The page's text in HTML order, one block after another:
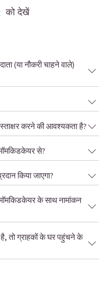
को देखें
(या नौकरी चाहने वाले)
करने की आवश्यकता है?
से?
किया जाएगा?
मॉमकिडकेयर के साथ नामांकन
तो ग्राहकों के घर पहुंचने के